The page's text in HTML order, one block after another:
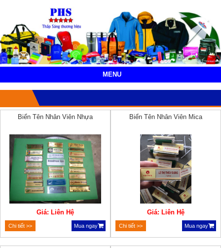
MENU
Biển Tên Nhân Viên Nhựa
Giá: Liên Hệ
Chi tiết >> Mua ngay
Biển Tên Nhân Viên Mica
Giá: Liên Hệ
Chi tiết >> Mua ngay